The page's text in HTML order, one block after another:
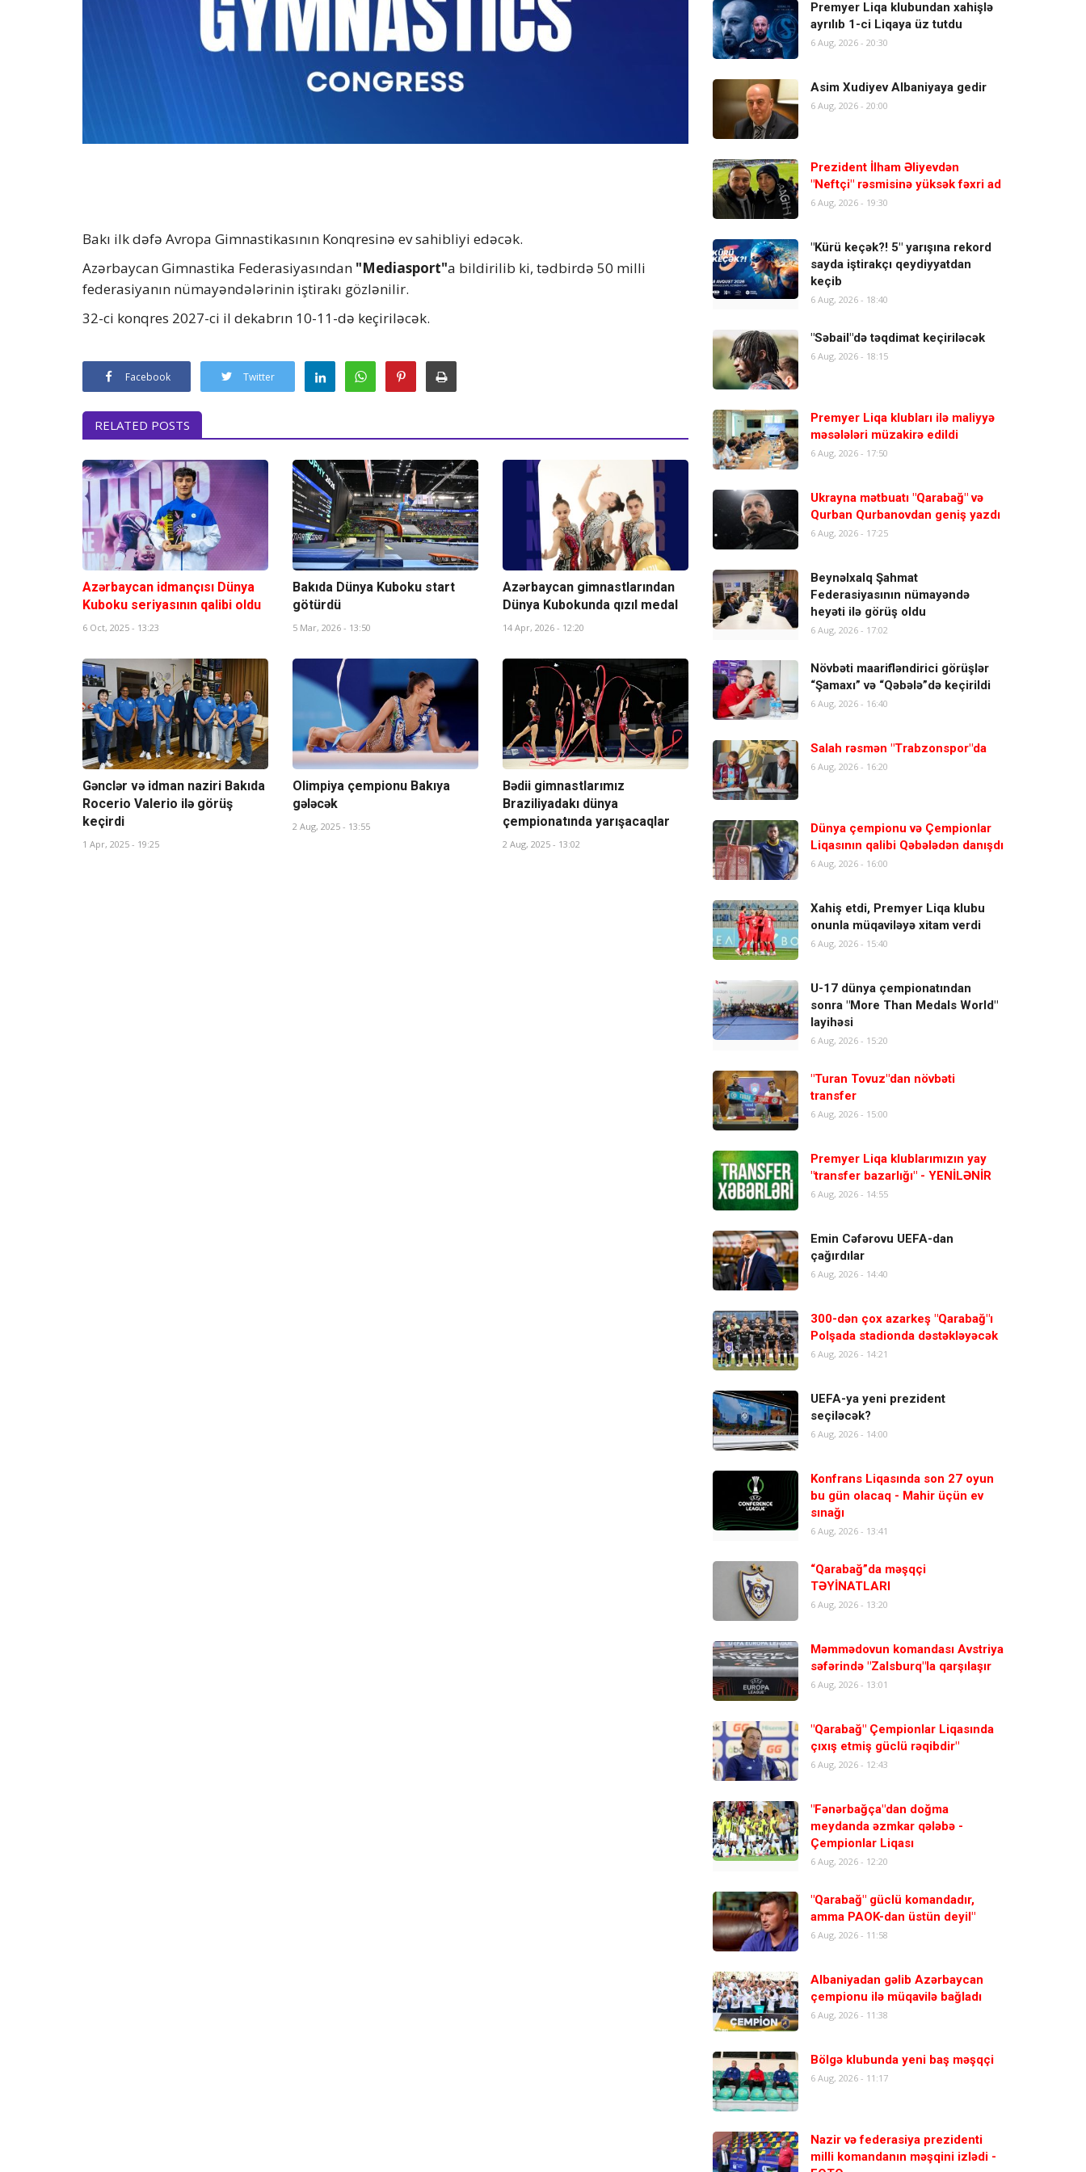
Bakı ilk dəfə Avropa Gimnastikasının Konqresinə ev sahibliyi edəcək.
Azərbaycan Gimnastika Federasiyasından "Mediasport"a bildirilib ki, tədbirdə 50 milli
federasiyanın nümayəndələrinin iştirakı gözlənilir.
32-ci konqres 2027-ci il dekabrın 10-11-də keçiriləcək.
Facebook Twitter
RELATED POSTS
Azərbaycan idmançısı Dünya
Kuboku seriyasının qalibi oldu
6 Oct, 2025 - 13:23
Bakıda Dünya Kuboku start
götürdü
5 Mar, 2026 - 13:50
Azərbaycan gimnastlarından
Dünya Kubokunda qızıl medal
14 Apr, 2026 - 12:20
Gənclər və idman naziri Bakıda
Rocerio Valerio ilə görüş
keçirdi
1 Apr, 2025 - 19:25
Olimpiya çempionu Bakıya
gələcək
2 Aug, 2025 - 13:55
Bədii gimnastlarımız
Braziliyadakı dünya
çempionatında yarışacaqlar
2 Aug, 2025 - 13:02
Premyer Liqa klubundan xahişlə
ayrılıb 1-ci Liqaya üz tutdu
6 Aug, 2026 - 20:30
Asim Xudiyev Albaniyaya gedir
6 Aug, 2026 - 20:00
Prezident İlham Əliyevdən
"Neftçi" rəsmisinə yüksək fəxri ad
6 Aug, 2026 - 19:30
"Kürü keçək?! 5" yarışına rekord
sayda iştirakçı qeydiyyatdan
keçib
6 Aug, 2026 - 18:40
"Səbail"də təqdimat keçiriləcək
6 Aug, 2026 - 18:15
Premyer Liqa klubları ilə maliyyə
məsələləri müzakirə edildi
6 Aug, 2026 - 17:50
Ukrayna mətbuatı "Qarabağ" və
Qurban Qurbanovdan geniş yazdı
6 Aug, 2026 - 17:25
Beynəlxalq Şahmat
Federasiyasının nümayəndə
heyəti ilə görüş oldu
6 Aug, 2026 - 17:02
Növbəti maarifləndirici görüşlər
“Şamaxı” və “Qəbələ”də keçirildi
6 Aug, 2026 - 16:40
Salah rəsmən "Trabzonspor"da
6 Aug, 2026 - 16:20
Dünya çempionu və Çempionlar
Liqasının qalibi Qəbələdən danışdı
6 Aug, 2026 - 16:00
Xahiş etdi, Premyer Liqa klubu
onunla müqaviləyə xitam verdi
6 Aug, 2026 - 15:40
U-17 dünya çempionatından
sonra "More Than Medals World"
layihəsi
6 Aug, 2026 - 15:20
"Turan Tovuz"dan növbəti
transfer
6 Aug, 2026 - 15:00
Premyer Liqa klublarımızın yay
"transfer bazarlığı" - YENİLƏNİR
6 Aug, 2026 - 14:55
Emin Cəfərovu UEFA-dan
çağırdılar
6 Aug, 2026 - 14:40
300-dən çox azarkeş "Qarabağ"ı
Polşada stadionda dəstəkləyəcək
6 Aug, 2026 - 14:21
UEFA-ya yeni prezident
seçiləcək?
6 Aug, 2026 - 14:00
Konfrans Liqasında son 27 oyun
bu gün olacaq - Mahir üçün ev
sınağı
6 Aug, 2026 - 13:41
“Qarabağ”da məşqçi
TƏYİNATLARI
6 Aug, 2026 - 13:20
Məmmədovun komandası Avstriya
səfərində "Zalsburq"la qarşılaşır
6 Aug, 2026 - 13:01
"Qarabağ" Çempionlar Liqasında
çıxış etmiş güclü rəqibdir"
6 Aug, 2026 - 12:43
"Fənərbağça"dan doğma
meydanda əzmkar qələbə -
Çempionlar Liqası
6 Aug, 2026 - 12:20
"Qarabağ" güclü komandadır,
amma PAOK-dan üstün deyil"
6 Aug, 2026 - 11:58
Albaniyadan gəlib Azərbaycan
çempionu ilə müqavilə bağladı
6 Aug, 2026 - 11:38
Bölgə klubunda yeni baş məşqçi
6 Aug, 2026 - 11:17
Nazir və federasiya prezidenti
milli komandanın məşqini izlədi -